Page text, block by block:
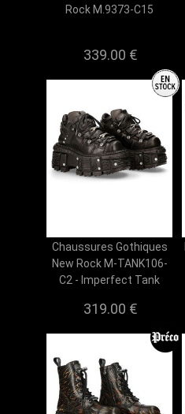
Rock M.9373-C15
339.00 €
Chaussures Gothiques
New Rock M-TANK106-
C2 - Imperfect Tank
319.00 €